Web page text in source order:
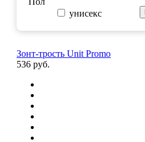
унисекс
Зонт-трость Unit Promo
536 руб.